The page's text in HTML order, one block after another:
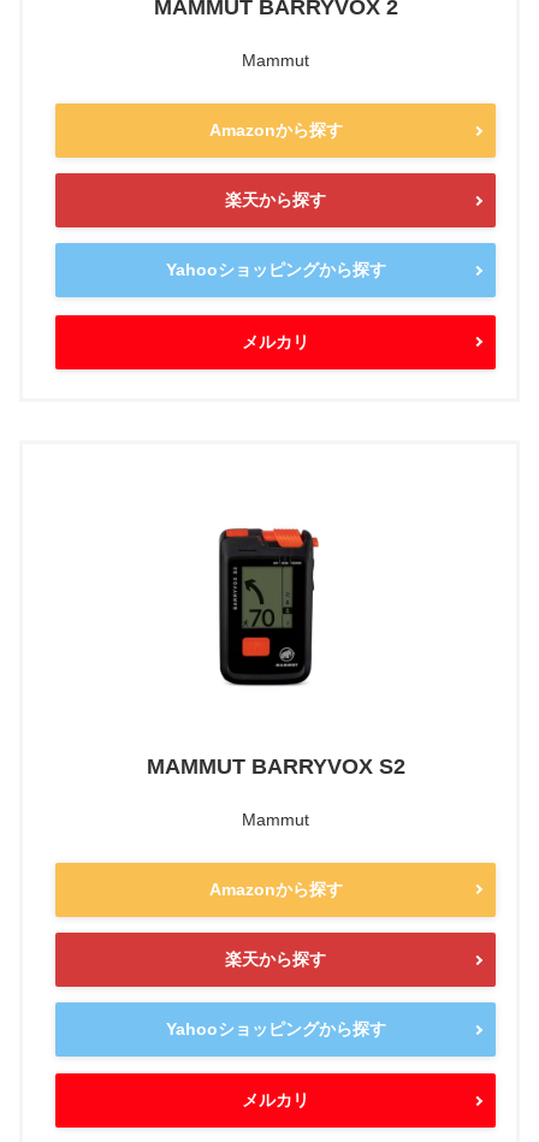
MAMMUT BARRYVOX 2
Mammut
Amazonから探す
楽天から探す
Yahooショッピングから探す
メルカリ
MAMMUT BARRYVOX S2
Mammut
Amazonから探す
楽天から探す
Yahooショッピングから探す
メルカリ